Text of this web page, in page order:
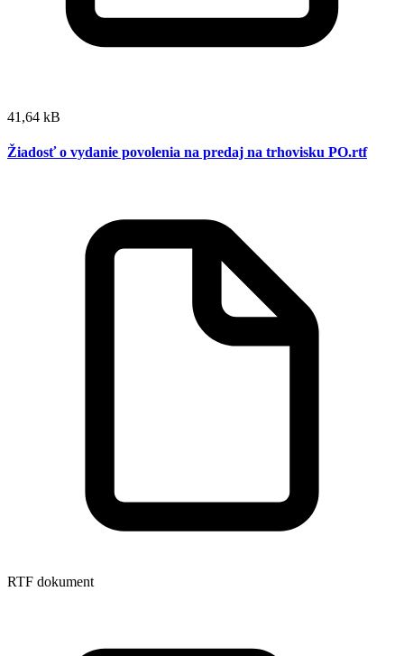
41,64 kB
Žiadosť o vydanie povolenia na predaj na trhovisku PO.rtf
RTF dokument